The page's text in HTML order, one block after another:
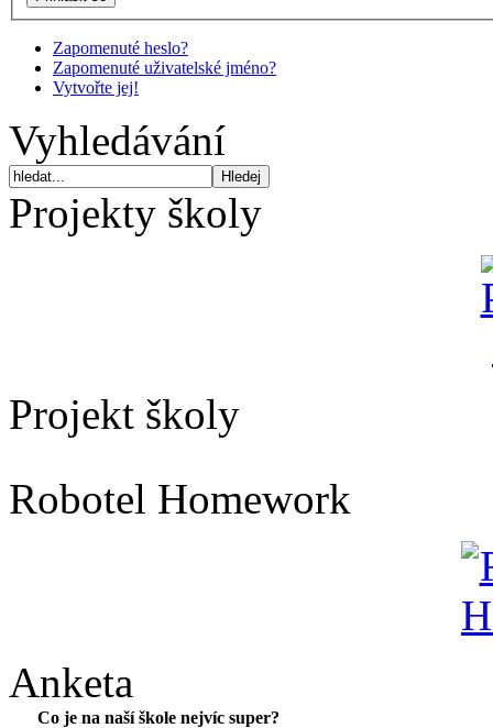
Zapomenuté heslo?
Zapomenuté uživatelské jméno?
Vytvořte jej!
Vyhledávání
Projekty školy
Projekt školy
Robotel Homework
Anketa
Co je na naší škole nejvíc super?